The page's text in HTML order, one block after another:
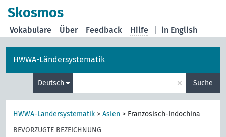
Skosmos
in English
Vokabulare Über Feedback Hilfe
HWWA-Ländersystematik
Deutsch × Suche
HWWA-Ländersystematik >Asien > Französisch-Indochina
BEVORZUGTE BEZEICHNUNG